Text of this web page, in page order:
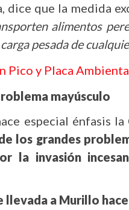
dice que la medida
alimentos
pesada de
Pico y Placa
mayúsculo
especial énfasis
los grandes
la invasión
llevada a Murillo